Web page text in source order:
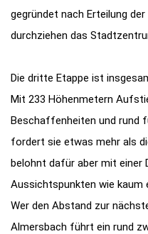
gegründet nach Erteilung
durchziehen das
Die dritte Etappe ist
Mit 233 Höhenmetern
Beschaffenheiten und rund
fordert sie etwas mehr als
belohnt dafür aber mit einer
Aussichtspunkten wie kaum
Wer den Abstand zur
Almersbach führt ein rund